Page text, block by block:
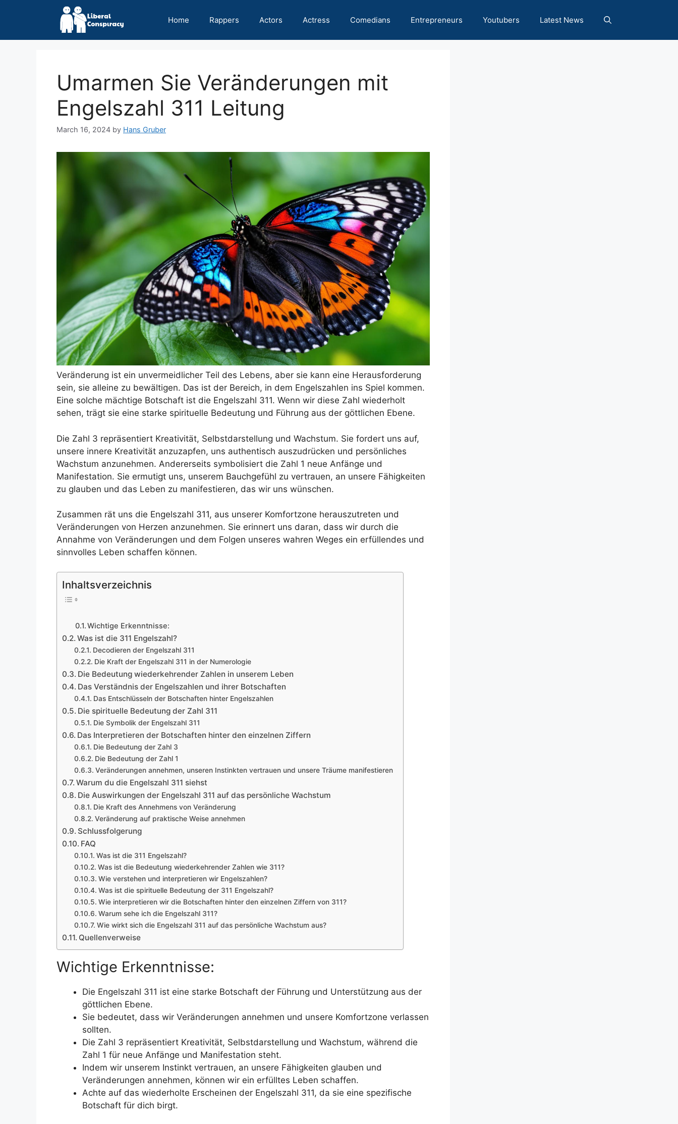
Home Rappers Actors Actress Comedians Entrepreneurs Youtubers Latest News
Umarmen Sie Veränderungen mit
Engelszahl 311 Leitung
March 16, 2024 by Hans Gruber
Veränderung ist ein unvermeidlicher Teil des Lebens, aber sie kann eine Herausforderung
sein, sie alleine zu bewältigen. Das ist der Bereich, in dem Engelszahlen ins Spiel kommen.
Eine solche mächtige Botschaft ist die Engelszahl 311. Wenn wir diese Zahl wiederholt
sehen, trägt sie eine starke spirituelle Bedeutung und Führung aus der göttlichen Ebene.
Die Zahl 3 repräsentiert Kreativität, Selbstdarstellung und Wachstum. Sie fordert uns auf,
unsere innere Kreativität anzuzapfen, uns authentisch auszudrücken und persönliches
Wachstum anzunehmen. Andererseits symbolisiert die Zahl 1 neue Anfänge und
Manifestation. Sie ermutigt uns, unserem Bauchgefühl zu vertrauen, an unsere Fähigkeiten
zu glauben und das Leben zu manifestieren, das wir uns wünschen.
Zusammen rät uns die Engelszahl 311, aus unserer Komfortzone herauszutreten und
Veränderungen von Herzen anzunehmen. Sie erinnert uns daran, dass wir durch die
Annahme von Veränderungen und dem Folgen unseres wahren Weges ein erfüllendes und
sinnvolles Leben schaffen können.
Inhaltsverzeichnis
Wichtige Erkenntnisse:
Was ist die 311 Engelszahl?
Decodieren der Engelszahl 311
Die Kraft der Engelszahl 311 in der Numerologie
Die Bedeutung wiederkehrender Zahlen in unserem Leben
Das Verständnis der Engelszahlen und ihrer Botschaften
Das Entschlüsseln der Botschaften hinter Engelszahlen
Die spirituelle Bedeutung der Zahl 311
Die Symbolik der Engelszahl 311
Das Interpretieren der Botschaften hinter den einzelnen Ziffern
Die Bedeutung der Zahl 3
Die Bedeutung der Zahl 1
Veränderungen annehmen, unseren Instinkten vertrauen und unsere Träume manifestieren
Warum du die Engelszahl 311 siehst
Die Auswirkungen der Engelszahl 311 auf das persönliche Wachstum
Die Kraft des Annehmens von Veränderung
Veränderung auf praktische Weise annehmen
Schlussfolgerung
FAQ
Was ist die 311 Engelszahl?
Was ist die Bedeutung wiederkehrender Zahlen wie 311?
Wie verstehen und interpretieren wir Engelszahlen?
Was ist die spirituelle Bedeutung der 311 Engelszahl?
Wie interpretieren wir die Botschaften hinter den einzelnen Ziffern von 311?
Warum sehe ich die Engelszahl 311?
Wie wirkt sich die Engelszahl 311 auf das persönliche Wachstum aus?
Quellenverweise
Wichtige Erkenntnisse:
Die Engelszahl 311 ist eine starke Botschaft der Führung und Unterstützung aus der
göttlichen Ebene.
Sie bedeutet, dass wir Veränderungen annehmen und unsere Komfortzone verlassen
sollten.
Die Zahl 3 repräsentiert Kreativität, Selbstdarstellung und Wachstum, während die
Zahl 1 für neue Anfänge und Manifestation steht.
Indem wir unserem Instinkt vertrauen, an unsere Fähigkeiten glauben und
Veränderungen annehmen, können wir ein erfülltes Leben schaffen.
Achte auf das wiederholte Erscheinen der Engelszahl 311, da sie eine spezifische
Botschaft für dich birgt.